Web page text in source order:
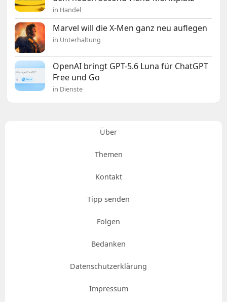
in Handel
Marvel will die X-Men ganz neu auflegen
in Unterhaltung
OpenAI bringt GPT-5.6 Luna für ChatGPT
Free und Go
in Dienste
Über
Themen
Kontakt
Tipp senden
Folgen
Bedanken
Datenschutzerklärung
Impressum